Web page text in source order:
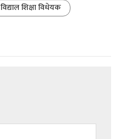
विद्याल शिक्षा विधेयक